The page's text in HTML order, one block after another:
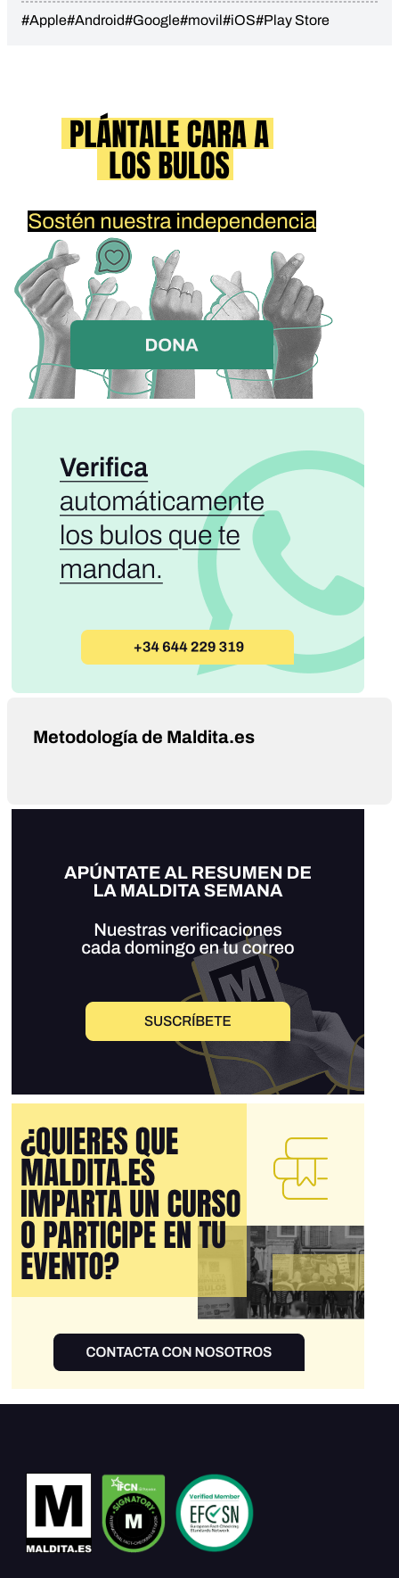
#Apple#Android#Google#movil #iOS#Play Store
Metodología de Maldita.es